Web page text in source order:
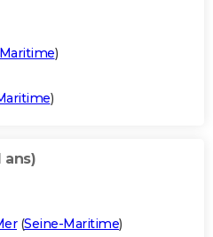
)
)
ans)
(Seine-Maritime)